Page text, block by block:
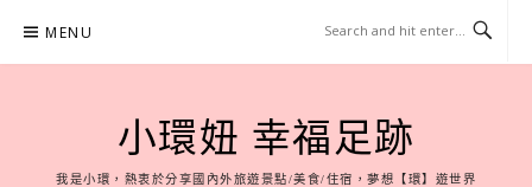
content
MENU
小環妞 幸福足跡
我是小環，熱衷於分享國內外旅遊景點/美食/住宿，夢想【環】遊世界